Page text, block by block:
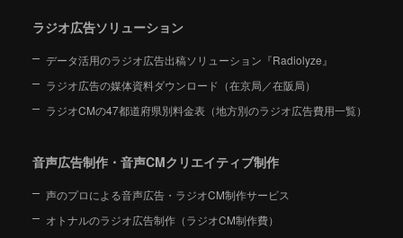
ラジオ広告ソリューション
データ活用のラジオ広告出稿ソリューション『Radiolyze』
ラジオ広告の媒体資料ダウンロード（在京局／在阪局）
ラジオCMの47都道府県別料金表（地方別のラジオ広告費用一覧）
音声広告制作・音声CMクリエイティブ制作
声のプロによる音声広告・ラジオCM制作サービス
オトナルのラジオ広告制作（ラジオCM制作費）